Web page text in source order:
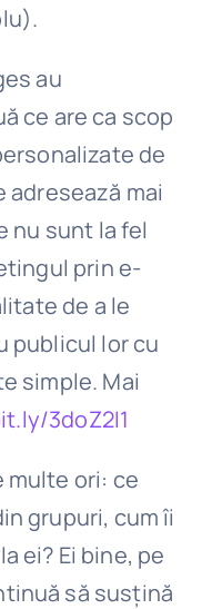
au
ce are ca scop
de
adresează mai
nu sunt la fel
prin e-
de a le
publicul lor cu
simple. Mai
3doZ2I1
multe ori: ce
grupuri, cum îi
ei? Ei bine, pe
să susțină